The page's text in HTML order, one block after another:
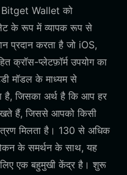
Bitget Wallet को
के रूप में व्यापक रूप से
प्रदान करता है जो iOS,
क्रॉस-प्लेटफ़ॉर्म उपयोग का
मॉडल के माध्यम से
है, जिसका अर्थ है कि आप हर
हैं, जिससे आपको किसी
मिलता है। 130 से अधिक
के समर्थन के साथ, यह
एक बहुमुखी केंद्र है। शुरू